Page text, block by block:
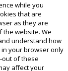
while you
that are
as they are
website. We
understand how
your browser only
out of these
affect your